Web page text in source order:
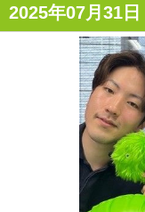
2025年07月31日